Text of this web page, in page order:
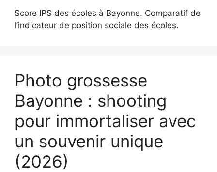
Score IPS des écoles à Bayonne. Comparatif de
l’indicateur de position sociale des écoles.
Photo grossesse
Bayonne : shooting
pour immortaliser avec
un souvenir unique
(2026)